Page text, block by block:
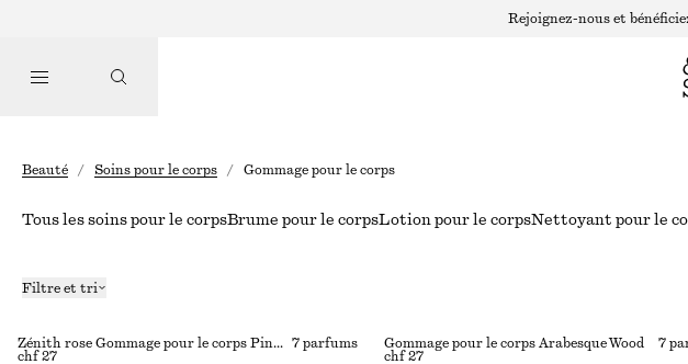
Rejoignez-nous et
Beauté / Soins pour le corps / Gommage pour le corps
Tous les soins pour le corpsBrume pour le corpsLotion pour le corpsNettoyant pour le
Filtre et tri
Zénith rose Gommage pour le corps Pink Noon
chf 27
7 parfums
Gommage pour le corps Arabesque Wood
chf 27
7